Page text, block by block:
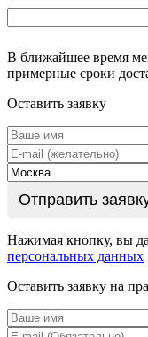
В ближайшее время
примерные сроки
Оставить заявку
Отправить
Нажимая кнопку, вы
персональных данных
Оставить заявку на